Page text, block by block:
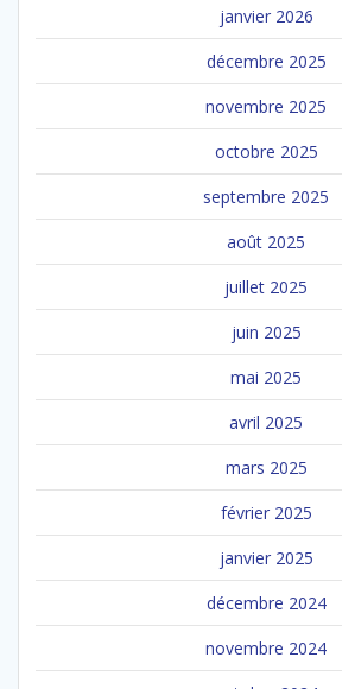
janvier 2026
décembre 2025
novembre 2025
octobre 2025
septembre 2025
août 2025
juillet 2025
juin 2025
mai 2025
avril 2025
mars 2025
février 2025
janvier 2025
décembre 2024
novembre 2024